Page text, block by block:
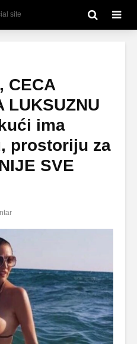
site
CECA
LUKSUZNU
ima
prostoriju za
SVE